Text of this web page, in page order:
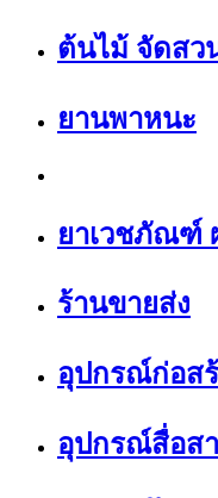
ต้นไม้ จัดสว
ยานพาหนะ
ยาเวชภัณฑ์
ร้านขายส่ง
อุปกรณ์ก่อส
อุปกรณ์สื่อส